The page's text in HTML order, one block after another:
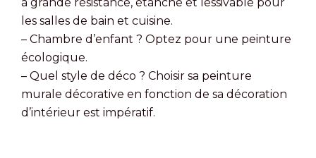
à grande résistance, étanche et lessivable pour
les salles de bain et cuisine.
– Chambre d’enfant ? Optez pour une peinture
écologique.
– Quel style de déco ? Choisir sa peinture
murale décorative en fonction de sa décoration
d’intérieur est impératif.